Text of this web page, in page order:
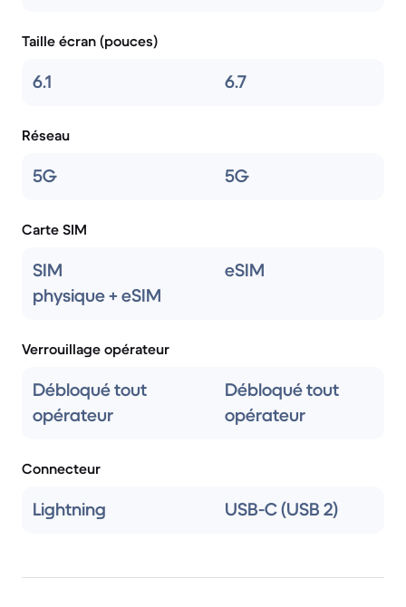
Taille écran (pouces)
6.1 6.7
Réseau
5G 5G
Carte SIM
SIM
physique + eSIM
eSIM
Verrouillage opérateur
Débloqué tout
opérateur
Débloqué tout
opérateur
Connecteur
Lightning USB-C (USB 2)